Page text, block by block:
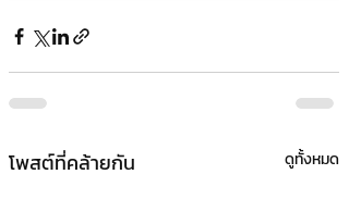
โพสต์ที่คล้ายกัน ดูทั้งหมด